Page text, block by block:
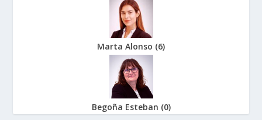
Marta Alonso (6)
Begoña Esteban (0)